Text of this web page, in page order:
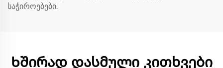
საჭიროებები.
Ხშირად დასმული კითხვები